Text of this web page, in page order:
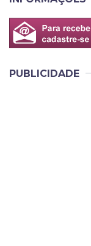
PUBLICIDADE